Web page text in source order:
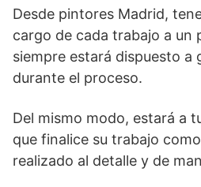
Desde pintores Madrid,
cargo de cada trabajo a un
siempre estará dispuesto a
durante el proceso.
Del mismo modo, estará a
que finalice su trabajo
realizado al detalle y de